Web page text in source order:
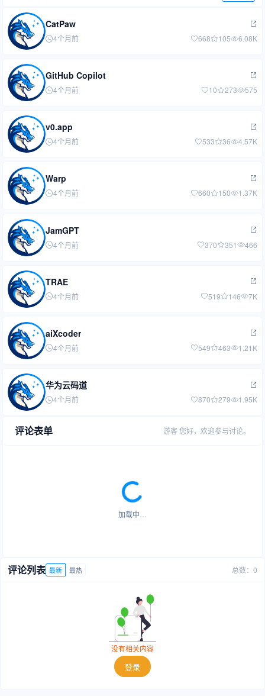
CatPaw
4个月前 668 105 6.08K
GitHub Copilot
4个月前 10 273 575
v0.app
4个月前 533 36 4.57K
Warp
4个月前 660 150 1.37K
JamGPT
4个月前 370 351 466
TRAE
4个月前 519 146 7K
aiXcoder
4个月前 549 463 1.21K
华为云码道
4个月前 870 279 1.95K
评论表单 游客 您好，欢迎参与讨论。
加载中…
评论列表 最新 最热 总数：0
没有相关内容
登录